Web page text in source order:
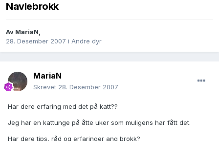
Navlebrokk
Av MariaN,
28. Desember 2007 i Andre dyr
MariaN
Skrevet 28. Desember 2007
Har dere erfaring med det på katt??
Jeg har en kattunge på åtte uker som muligens har fått det.
Har dere tips, råd og erfaringer ang brokk?